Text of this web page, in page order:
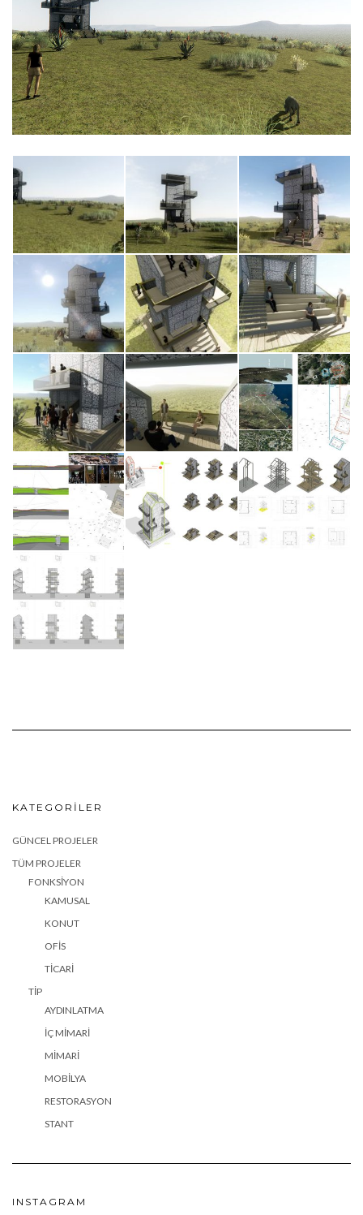
KATEGORILER
GÜNCEL PROJELER
TÜM PROJELER
FONKSIYON
KAMUSAL
KONUT
OFIS
TICARI
TIP
AYDINLATMA
İÇ MIMARI
MIMARI
MOBILYA
RESTORASYON
STANT
INSTAGRAM